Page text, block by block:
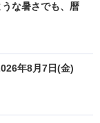
な暑さでも、暦
年8月7日(金)